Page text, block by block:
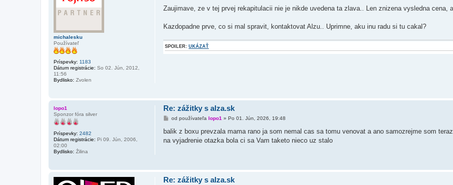
michalesku
Používateľ
Príspevky: 1183
Dátum registrácie: So 02. Jún, 2012,
11:56
Bydlisko: Zvolen
í
e
Zaujimave, ze v tej prvej rekapitulacii nie je nikde uvedena ta zlava.. Len znizena vysledna cena,
Kazdopadne prve, co si mal spravit, kontaktovat Alzu.. Uprimne, aku inu radu si tu cakal?
SPOILER: UKÁZAŤ
lopo1
Sponzor fóra silver
Príspevky: 2482
Dátum registrácie: Pi 09. Jún, 2006,
02:00
Bydlisko: Žilina
Re: zážitky s alza.sk
P
í
p
od používateľa lopo1 » Po 01. Jún, 2026, 19:48
balik z boxu prevzala mama rano ja som nemal cas sa tomu venovat a ano samozrejme som
na vyjadrenie otazka bola ci sa Vam taketo nieco uz stalo
Re: zážitky s alza.sk